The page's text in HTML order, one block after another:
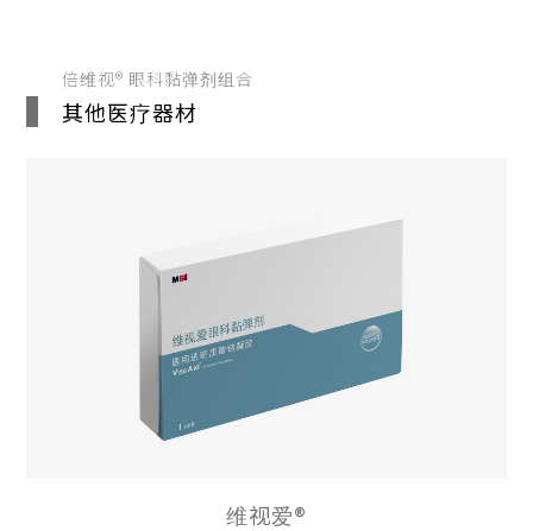
倍维视® 眼科黏弹剂组合
其他医疗器材
维视爱®